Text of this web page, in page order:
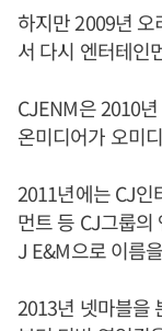
하지만 2009년 오
서 다시 엔터테인
CJENM은 2010
온미디어가 오미
2011년에는 CJ인
먼트 등 CJ그룹
J E&M으로 이름
2013년 넷마블을